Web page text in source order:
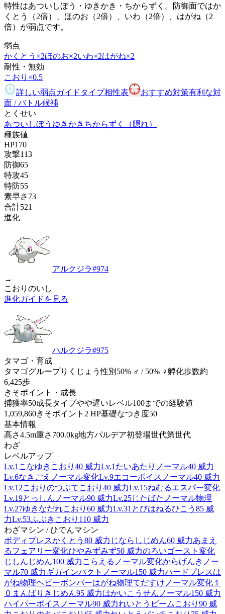
特性はあついしぼう・ゆきかき・ちからずく。防御面ではか
くとう（2倍）、ほのお（2倍）、いわ（2倍）、はがね（2
倍）が弱点です。
弱点
かくとう ×2ほのお×2いわ×2はがね×2
耐性・無効
こおり ×0.5
詳しい弱点ガイド タイプ相性表 おすすめ対策有利な対
面 / バトル候補
とくせい
あついしぼう ゆきかき ちからずく
（隠れ）
種族値
HP170
攻撃113
防御65
特攻45
特防55
素早さ 73
合計521
進化
アルクジラ#974
→
こおりのいし
進化ガイドを見る
ハルクジラ#975
タマゴ・育成
タマゴグループりくじょう性別 50% ♂ / 50% ♀ 孵化歩数約
6,425歩
きそポイント・成長
捕獲率50成長タイプやや遅いレベル100までの経験値
1,059,860きそポイント 2 HP基礎なつき度50
基本情報
高さ4.5m重さ 700.0kg地方パルデア初登場世代第世代
わざ
レベルアップ
Lv.1 こなゆき こおり 40 威力Lv.1 たいあたり ノーマル40 威力
Lv.6なきごえ ノーマル変化Lv.9エコーボイス ノーマル40 威力
Lv.12こおりのつぶて こおり 40 威力Lv.15ねむるエスパー変化
Lv.19とっしん ノーマル90 威力Lv.25じたばた ノーマル物理
Lv.27ゆきなだれこおり 60 威力Lv.31 とびはねるひこう 85 威
力Lv.53ふぶき こおり 110 威力
わざマシン / ひでんマシン
ボディプレスかくとう 80 威力 じならし じめん60 威力あまえ
るフェアリー変化ひやみずみず50 威力のろいゴースト 変化
じしん じめん100 威力 こらえる ノーマル変化からげんき ノー
マル70 威力ギガインパクト ノーマル150 威力ハードプレスは
がね物理ヘビーボンバーはがね物理てだすけ ノーマル変化 １
０まんばりき じめん95 威力はかいこうせん ノーマル150 威力
ハイパーボイス ノーマル90 威力れいとうビーム こおり 90 威